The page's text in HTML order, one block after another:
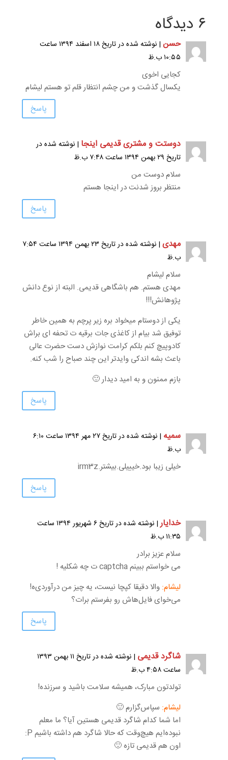
۶ دیدگاه
حسن
| نوشته شده در تاریخ ۱۸ اسفند ۱۳۹۴ ساعت
۱۰:۵۵ ب.ظ
کجایی اخوی
یکسال گذشت و من چشم انتظار قلم تو هستم لیشام
پاسخ
دوستت و مشتری قدیمی اینجا | نوشته شده در
تاریخ ۲۹ بهمن ۱۳۹۴ ساعت ۷:۴۸ ب.ظ
سلام دوست من
منتظر بروز شدنت در اینجا هستم
پاسخ
مهدی
| نوشته شده در تاریخ ۲۳ بهمن ۱۳۹۴ ساعت ۷:۵۴
ب.ظ
سلام لیشام
مهدی هستم. هم باشگاهی قدیمی. البته از نوع دانش
پژوهانش!!!
یکی از دوستام میخواد بره زیر پرچم به همین خاطر
توفیق شد بیام از کاغذی جات برقیه ت تحفه ای براش
کادوپیچ کنم بلکم کرامت نوازش دست حضرت عالی
باعث بشه اندکی وایدتر این چند صباح را شب کنه.
بازم ممنون و به امید دیدار 🙂
پاسخ
سمیه
| نوشته شده در تاریخ ۲۷ مهر ۱۳۹۴ ساعت ۶:۱۰
ب.ظ
خیلی زیبا بود.خیییلی.بیشتر.irm3z
پاسخ
خدایار
| نوشته شده در تاریخ ۶ شهریور ۱۳۹۴ ساعت
۱۱:۳۵ ب.ظ
سلام عزیز برادر
می خواستم ببینم captcha ت چه شکلیه !
لیشام: والا دقیقا کپچا نیست، یه چیز من درآوردی‌ه!
می‌خوای فایل‌هاش رو بفرستم برات؟
پاسخ
شاگرد قدیمی
| نوشته شده در تاریخ ۱۱ بهمن ۱۳۹۳
ساعت ۴:۵۸ ب.ظ
تولدتون مبارک، همیشه سلامت باشید و سرزنده!
لیشام: سپاس‌گزارم 🙂
اما شما کدام شاگرد قدیمی هستین آیا؟ ما معلم
نبوده‌ایم هیچ‌وقت که حالا شاگرد هم داشته باشیم P:
اون هم قدیمی تازه 🙂